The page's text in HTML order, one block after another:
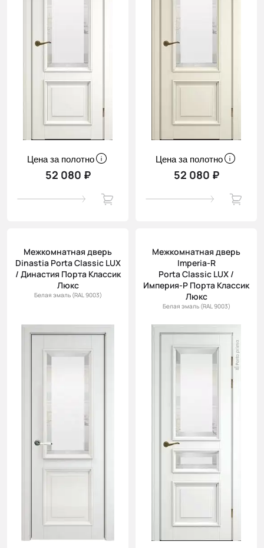
Цена за полотно
52 080 ₽
Цена за полотно
52 080 ₽
Межкомнатная дверь
Dinastia Porta Classic LUX
/ Династия Порта Классик
Люкс
Белая эмаль (RAL 9003)
Межкомнатная дверь
Imperia-R
Porta Classic LUX /
Империя-Р Порта Классик
Люкс
Белая эмаль (RAL 9003)